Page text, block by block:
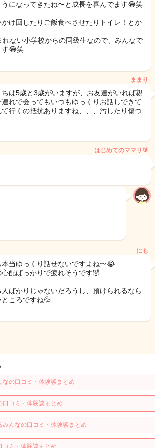
になってきたね〜と成長を喜んでます😂笑
け回したりご飯食べさせたりトイレ！とか
ない小学校からの同級生なので、みんなで
す😂笑
ままり
は5歳と3歳がいますが、お友達がいれば親
れで会ってもいつもゆっくりお話しできて
行くの抵抗ありますね、、、汚したり傷つ
はじめてのママリ🔰
にも
当ゆっくり話せないですよね〜😭
配ばっかりで疲れそうです🤣
ばかりじゃないだろうし、預けられるなら
ころですね💦
なの口コミ・体験談まとめ
口コミ・体験談まとめ
んなの口コミ・体験談まとめ
コミ・体験談まとめ